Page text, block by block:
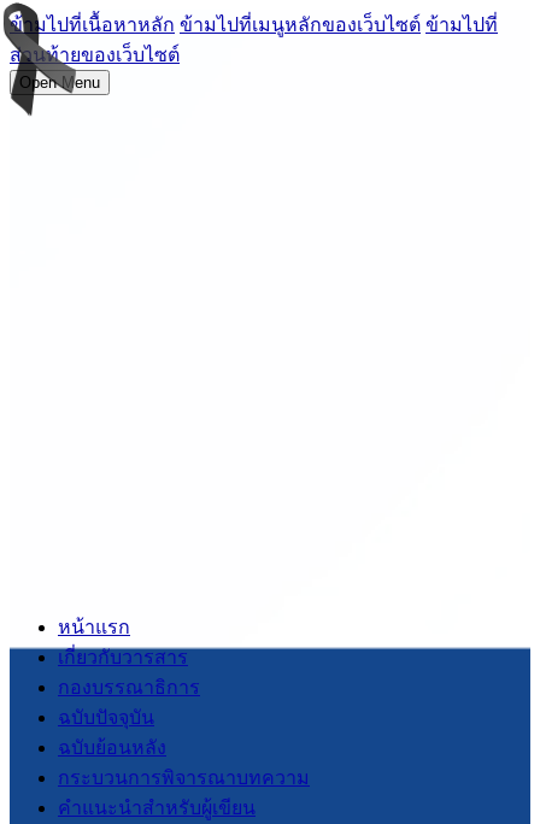
ข้ามไปที่เนื้อหาหลัก ข้ามไปที่เมนูหลักของเว็บไซต์ ข้ามไปที่
ส่วนท้ายของเว็บไซต์
Open Menu
หน้าแรก
เกี่ยวกับวารสาร
กองบรรณาธิการ
ฉบับปัจจุบัน
ฉบับย้อนหลัง
กระบวนการพิจารณาบทความ
คำแนะนำสำหรับผู้เขียน